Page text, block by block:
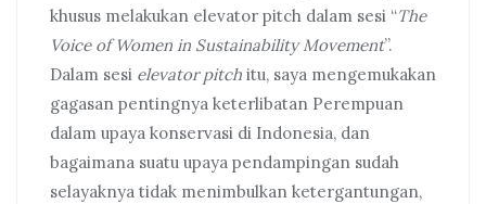
khusus melakukan elevator pitch dalam sesi “The
Voice of Women in Sustainability Movement”.
Dalam sesi elevator pitch itu, saya mengemukakan
gagasan pentingnya keterlibatan Perempuan
dalam upaya konservasi di Indonesia, dan
bagaimana suatu upaya pendampingan sudah
selayaknya tidak menimbulkan ketergantungan,